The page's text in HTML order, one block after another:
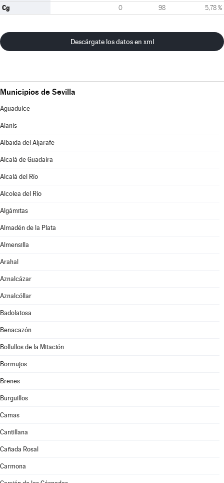
Cg 0 98 5,78 %
Descárgate los datos en xml
Municipios de Sevilla
Aguadulce
Alanís
Albaida del Aljarafe
Alcalá de Guadaíra
Alcalá del Río
Alcolea del Río
Algámitas
Almadén de la Plata
Almensilla
Arahal
Aznalcázar
Aznalcóllar
Badolatosa
Benacazón
Bollullos de la Mitación
Bormujos
Brenes
Burguillos
Camas
Cantillana
Cañada Rosal
Carmona